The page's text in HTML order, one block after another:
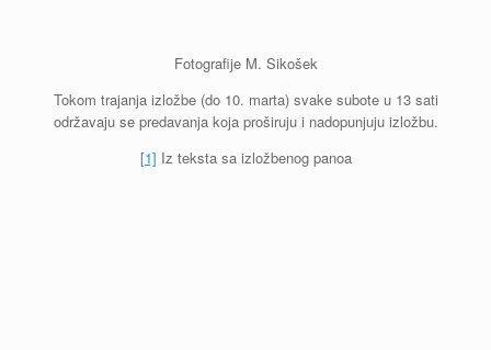
Fotografije M. Sikošek
Tokom trajanja izložbe (do 10. marta) svake subote u 13 sati
održavaju se predavanja koja proširuju i nadopunjuju izložbu.
[1] Iz teksta sa izložbenog panoa